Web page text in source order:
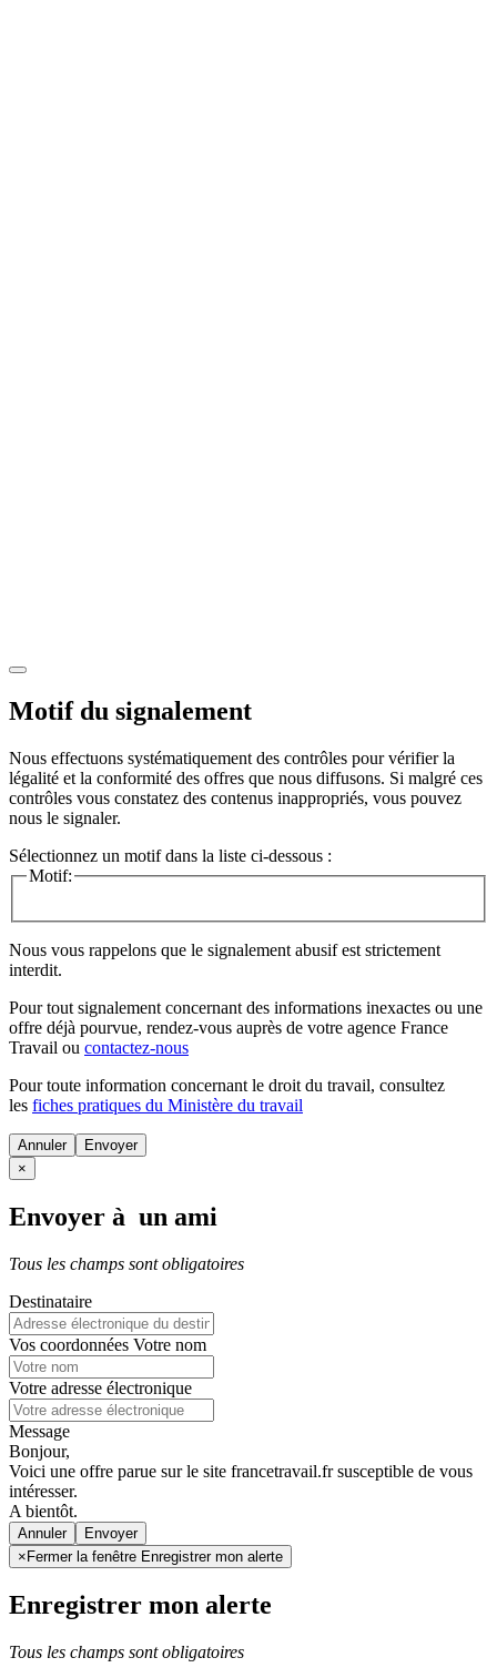
Motif du signalement
Nous effectuons systématiquement des contrôles pour vérifier la
légalité et la conformité des offres que nous diffusons. Si malgré ces
contrôles vous constatez des contenus inappropriés, vous pouvez
nous le signaler.
Sélectionnez un motif dans la liste ci-dessous :
Motif:
Nous vous rappelons que le signalement abusif est strictement
interdit.
Pour tout signalement concernant des informations inexactes ou une
offre déjà pourvue, rendez-vous auprès de votre agence France
Travail ou contactez-nous
Pour toute information concernant le droit du travail, consultez
les fiches pratiques du Ministère du travail
Annuler
×
Envoyer à un ami
Tous les champs sont obligatoires
Destinataire
Vos coordonnées Votre nom
Votre adresse électronique
Message
Bonjour,
Voici une offre parue sur le site francetravail.fr susceptible de vous
intéresser.
A bientôt.
Annuler
× Fermer la fenêtre Enregistrer mon alerte
Enregistrer mon alerte
Tous les champs sont obligatoires